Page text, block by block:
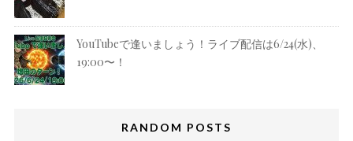
YouTubeで逢いましょう！ライブ配信は6/24(水)、
19:00〜！
RANDOM POSTS